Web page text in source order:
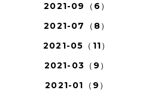
2021-09（6）
2021-07（8）
2021-05（11）
2021-03（9）
2021-01（9）